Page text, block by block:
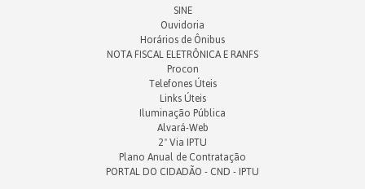
SINE
Ouvidoria
Horários de Ônibus
NOTA FISCAL ELETRÔNICA E RANFS
Procon
Telefones Úteis
Links Úteis
Iluminação Pública
Alvará-Web
2ª Via IPTU
Plano Anual de Contratação
PORTAL DO CIDADÃO - CND - IPTU